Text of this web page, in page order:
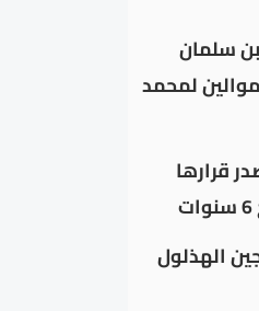
سلمان
لمحمد
قرارها
الهذلول